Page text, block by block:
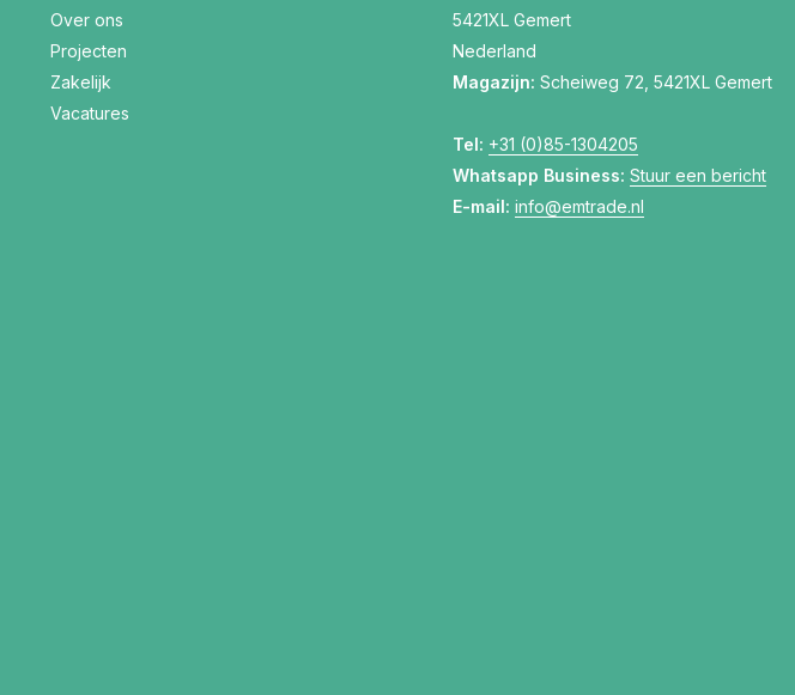
Over ons
Projecten
Zakelijk
Vacatures
5421XL Gemert
Nederland
Magazijn: Scheiweg 72, 5421XL Gemert
Tel: +31 (0)85-1304205
Whatsapp Business: Stuur een bericht
E-mail: info@emtrade.nl